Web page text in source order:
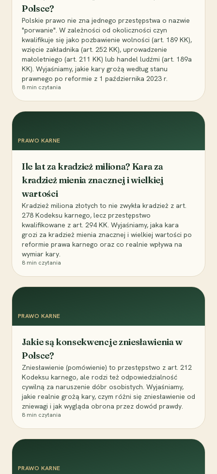
Polsce?
Polskie prawo nie zna jednego przestępstwa o nazwie
"porwanie". W zależności od okoliczności czyn
kwalifikuje się jako pozbawienie wolności (art. 189 KK),
wzięcie zakładnika (art. 252 KK), uprowadzenie
małoletniego (art. 211 KK) lub handel ludźmi (art. 189a
KK). Wyjaśniamy, jakie kary grożą według stanu
prawnego po reformie z 1 października 2023 r.
8 min czytania
PRAWO KARNE
Ile lat za kradzież miliona? Kara za
kradzież mienia znacznej i wielkiej
wartości
Kradzież miliona złotych to nie zwykła kradzież z art.
278 Kodeksu karnego, lecz przestępstwo
kwalifikowane z art. 294 KK. Wyjaśniamy, jaka kara
grozi za kradzież mienia znacznej i wielkiej wartości po
reformie prawa karnego oraz co realnie wpływa na
wymiar kary.
8 min czytania
PRAWO KARNE
Jakie są konsekwencje zniesławienia w
Polsce?
Zniesławienie (pomówienie) to przestępstwo z art. 212
Kodeksu karnego, ale rodzi też odpowiedzialność
cywilną za naruszenie dóbr osobistych. Wyjaśniamy,
jakie realnie grożą kary, czym różni się zniesławienie od
zniewagi i jak wygląda obrona przez dowód prawdy.
8 min czytania
PRAWO KARNE